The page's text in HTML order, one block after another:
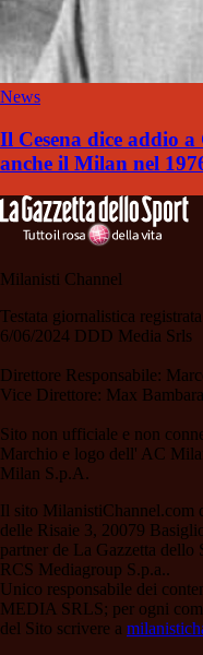
News
Il Cesena dice addio
anche il Milan nel
Milanisti Channel
Testata giornalistica
6/06/2024 DDD Media Srls
Direttore Responsabile:
Vice Direttore: Max
Sito non ufficiale e non
Marchio e logo dell' AC
Milan S.p.A.
Il sito
delle Risaie 3, 20079
partner de La Gazzetta
RCS Mediagroup S.p.a..
Unico responsabile dei
MEDIA SRLS; per ogni
del Sito scrivere a